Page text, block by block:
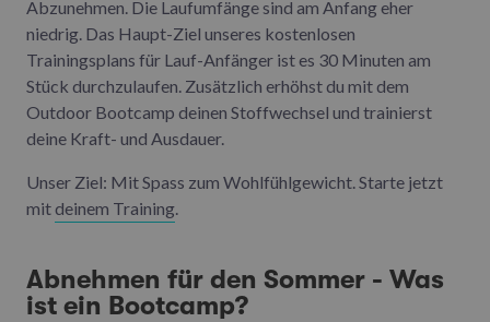
Abzunehmen. Die Laufumfänge sind am Anfang eher
niedrig. Das Haupt-Ziel unseres kostenlosen
Trainingsplans für Lauf-Anfänger ist es 30 Minuten am
Stück durchzulaufen. Zusätzlich erhöhst du mit dem
Outdoor Bootcamp deinen Stoffwechsel und trainierst
deine Kraft- und Ausdauer.
Unser Ziel: Mit Spass zum Wohlfühlgewicht. Starte jetzt
mitdeinem Training.
Abnehmen für den Sommer - Was
ist ein Bootcamp?